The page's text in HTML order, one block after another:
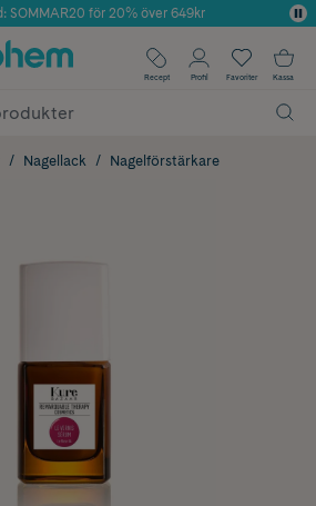
Butik 2025 inom Skönhet
SOMMAR20 för 20% över 649kr
✓ Fri frakt
✓ Poäng på alla köp*
Recept Profil Favoriter Kassa
Nagellack Nagelförstärkare